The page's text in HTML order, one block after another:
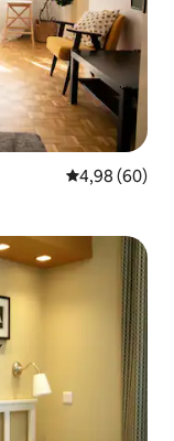
4,98 de uma
4,98 (60)